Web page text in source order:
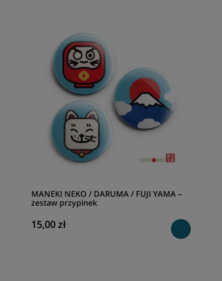
MANEKI NEKO / DARUMA / FUJI YAMA –
zestaw przypinek
15,00 zł